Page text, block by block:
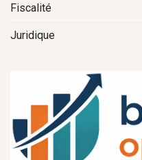
Fiscalité
Juridique